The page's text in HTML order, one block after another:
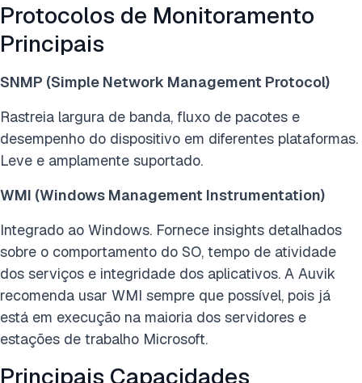
Protocolos de Monitoramento
Principais
SNMP (Simple Network Management Protocol)
Rastreia largura de banda, fluxo de pacotes e
desempenho do dispositivo em diferentes plataformas.
Leve e amplamente suportado.
WMI (Windows Management Instrumentation)
Integrado ao Windows. Fornece insights detalhados
sobre o comportamento do SO, tempo de atividade
dos serviços e integridade dos aplicativos. A Auvik
recomenda usar WMI sempre que possível, pois já
está em execução na maioria dos servidores e
estações de trabalho Microsoft.
Principais Capacidades